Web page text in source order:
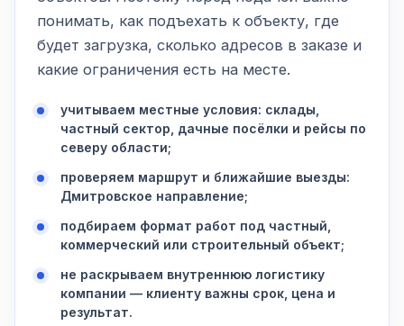
понимать, как подъехать к объекту, где
будет загрузка, сколько адресов в заказе и
какие ограничения есть на месте.
учитываем местные условия: склады,
частный сектор, дачные посёлки и рейсы по
северу области;
проверяем маршрут и ближайшие выезды:
Дмитровское направление;
подбираем формат работ под частный,
коммерческий или строительный объект;
не раскрываем внутреннюю логистику
компании — клиенту важны срок, цена и
результат.